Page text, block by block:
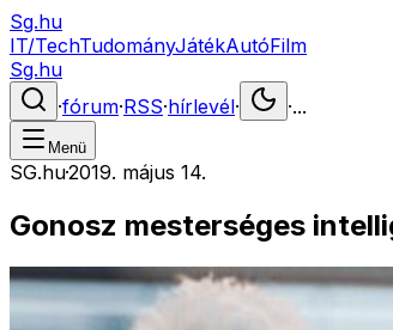
Sg.hu
IT/TechTudományJátékAutóFilm
Sg.hu
·fórum·RSS·hírlevél· ·...
Menü
SG.hu·2019. május 14.
Gonosz mesterséges